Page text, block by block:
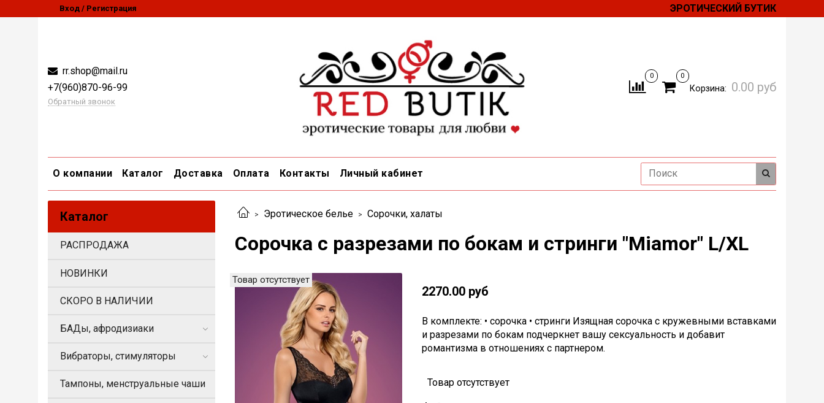
Вход / Регистрация ЭРОТИЧЕСКИЙ БУТИК
rr.shop@mail.ru
+7(960)870-96-99
Обратный звонок
0 0
Корзина: 0.00 руб
О компании Каталог Доставка Оплата Контакты Личный кабинет
Эротическое белье Сорочки, халаты
Сорочка с разрезами по бокам и стринги "Miamor" L/XL
Товар отсутствует
2270.00 руб
В комплекте: • сорочка • стринги Изящная сорочка с кружевными вставками
и разрезами по бокам подчеркнет вашу сексуальность и добавит
романтизма в отношениях с партнером.
Товар отсутствует
Каталог
РАСПРОДАЖА
НОВИНКИ
СКОРО В НАЛИЧИИ
БАДы, афродизиаки
Вибраторы, стимуляторы
Тампоны, менструальные чаши